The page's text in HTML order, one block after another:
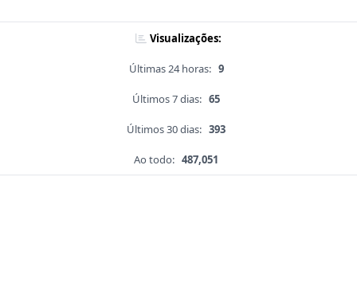
Visualizações:
Últimas 24 horas: 9
Últimos 7 dias: 65
Últimos 30 dias: 393
Ao todo: 487,051